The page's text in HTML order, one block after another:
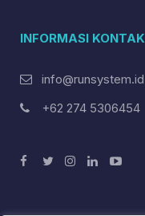
INFORMASI KONTAK
info@runsystem.id
+62 274 5306454